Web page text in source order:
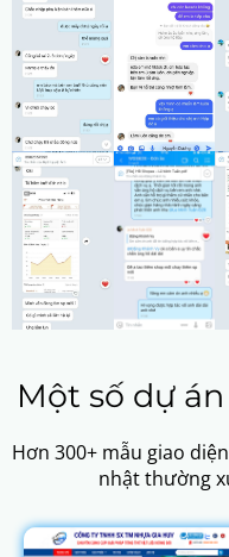
Một số dự
Hơn 300+ mẫu giao
nhật thường